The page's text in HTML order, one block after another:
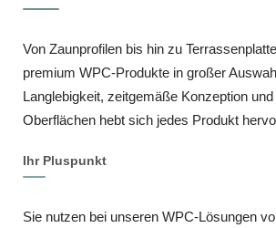
Von Zaunprofilen bis hin zu
premium WPC‑Produkte in großer
Langlebigkeit, zeitgemäße Konzeption
Oberflächen hebt sich jedes Produkt
Ihr Pluspunkt
Sie nutzen bei unseren WPC‑Lösungen